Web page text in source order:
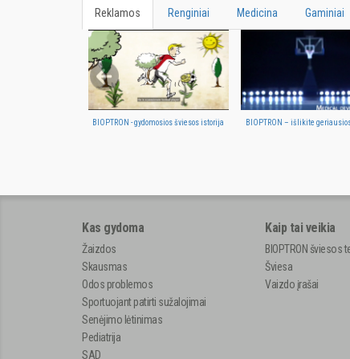
Reklamos Renginiai Medicina Gaminiai
BIOPTRON - gydomosios šviesos istorija BIOPTRON – išlikite
Kas gydoma
Žaizdos
Skausmas
Odos problemos
Sportuojant patirti sužalojimai
Senėjimo lėtinimas
Pediatrija
SAD
Kaip tai veikia
BIOPTRON šviesos
Šviesa
Vaizdo įrašai